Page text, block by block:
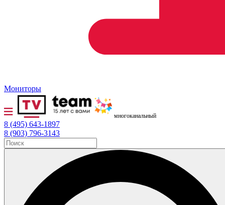
Мониторы
многоканальный
8 (495) 643-1897
8 (903) 796-3143